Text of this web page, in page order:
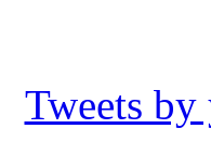
Tweets